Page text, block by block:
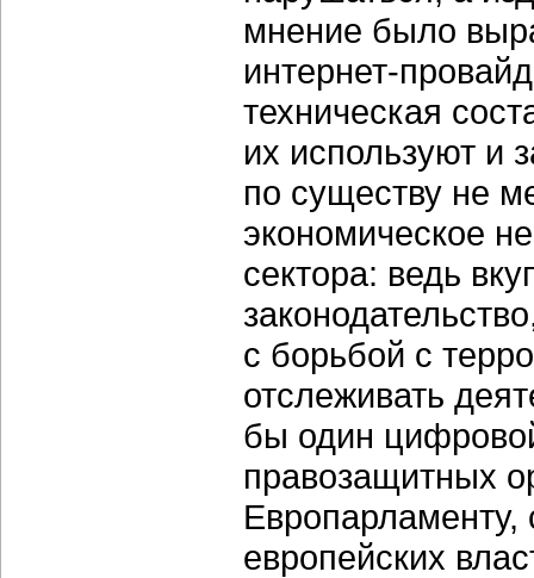
мнение было
интернет-
техническая
их используют и
по существу не
экономическое
сектора: ведь
с борьбой с
отслеживать
бы один
правозащитных
Европарламенту,
европейских